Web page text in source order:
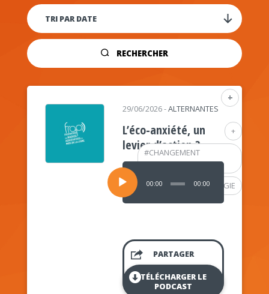
RECHERCHER
+
+
#CHANGEMENT
CLIMATIQUE
#PSYCHOLOGIE
29/06/2026-ALTERNANTES
L’éco-anxiété, un
levier d’action ?
Lecteur
audio
00:00 00:00
PARTAGER
TÉLÉCHARGER LE
PODCAST